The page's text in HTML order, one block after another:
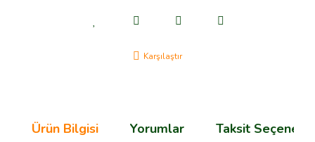
Karşılaştır
Ürün Bilgisi Yorumlar Taksit